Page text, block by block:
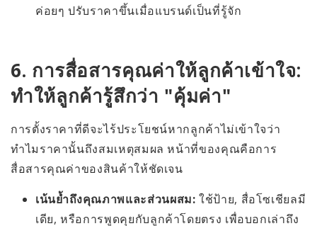
ค่อยๆ ปรับราคาขึ้นเมื่อแบรนด์เป็นที่รู้จัก
6. การสื่อสารคุณค่าให้ลูกค้าเข้าใจ:
ทำให้ลูกค้ารู้สึกว่า "คุ้มค่า"
การตั้งราคาที่ดีจะไร้ประโยชน์หากลูกค้าไม่เข้าใจว่า
ทำไมราคานั้นถึงสมเหตุสมผล หน้าที่ของคุณคือการ
สื่อสารคุณค่าของสินค้าให้ชัดเจน
เน้นย้ำถึงคุณภาพและส่วนผสม: ใช้ป้าย, สื่อโซเชียลมี
เดีย, หรือการพูดคุยกับลูกค้าโดยตรง เพื่อบอกเล่าถึง